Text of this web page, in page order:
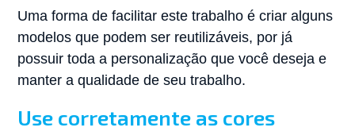
Uma forma de facilitar este trabalho é criar alguns
modelos que podem ser reutilizáveis, por já
possuir toda a personalização que você deseja e
manter a qualidade de seu trabalho.
Use corretamente as cores